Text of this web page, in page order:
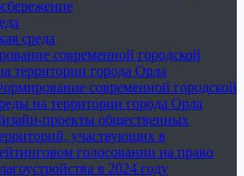
среда
современной городской
территории города Орла
современной городской
на территории города Орла
проекты общественных
участвующих в
голосовании на право
в 2024 году